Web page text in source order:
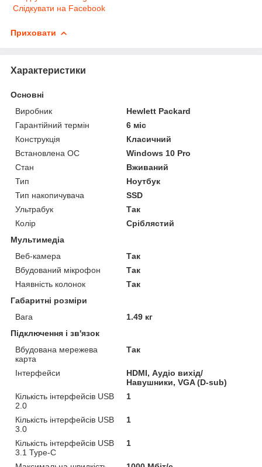
Слідкувати на Facebook
Приховати
Характеристики
Основні
Виробник
Hewlett Packard
Гарантійний термін
6 міс
Конструкція
Класичний
Встановлена ОС
Windows 10 Pro
Стан
Вживаний
Тип
Ноутбук
Тип накопичувача
SSD
Ультрабук
Так
Колір
Сріблястий
Мультимедіа
Веб-камера
Так
Вбудований мікрофон
Так
Наявність колонок
Так
Габаритні розміри
Вага
1.49 кг
Підключення і зв'язок
Вбудована мережева
карта
Так
Інтерфейси
HDMI, Аудіо вихід/
Навушники, VGA (D-sub)
Кількість інтерфейсів USB
2.0
1
Кількість інтерфейсів USB
3.0
1
Кількість інтерфейсів USB
3.1 Type-C
1